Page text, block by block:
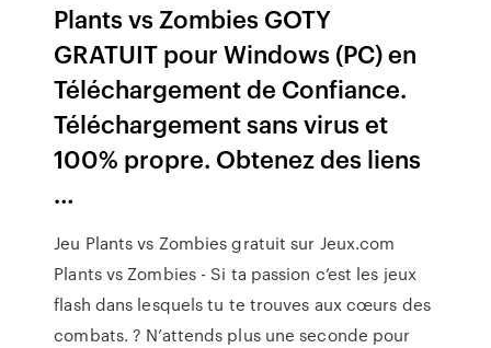
Plants vs Zombies GOTY
GRATUIT pour Windows (PC) en
Téléchargement de Confiance.
Téléchargement sans virus et
100% propre. Obtenez des liens
…
Jeu Plants vs Zombies gratuit sur Jeux.com
Plants vs Zombies - Si ta passion c’est les jeux
flash dans lesquels tu te trouves aux cœurs des
combats. ? N’attends plus une seconde pour